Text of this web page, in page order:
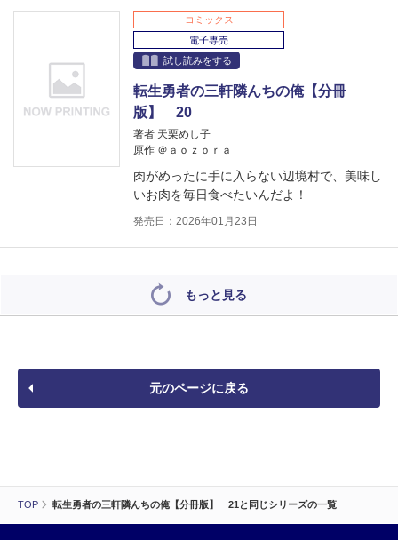
TOP 転生勇者の三軒隣んちの俺【分冊版】 21と同じシリーズの一覧
コミックス
電子専売
試し読みをする
転生勇者の三軒隣んちの俺【分冊
版】 20
著者 天栗めし子
原作 ＠ａｏｚｏｒａ
肉がめったに手に入らない辺境村で、美味し
いお肉を毎日食べたいんだよ！
発売日：2026年01月23日
もっと見る
元のページに戻る